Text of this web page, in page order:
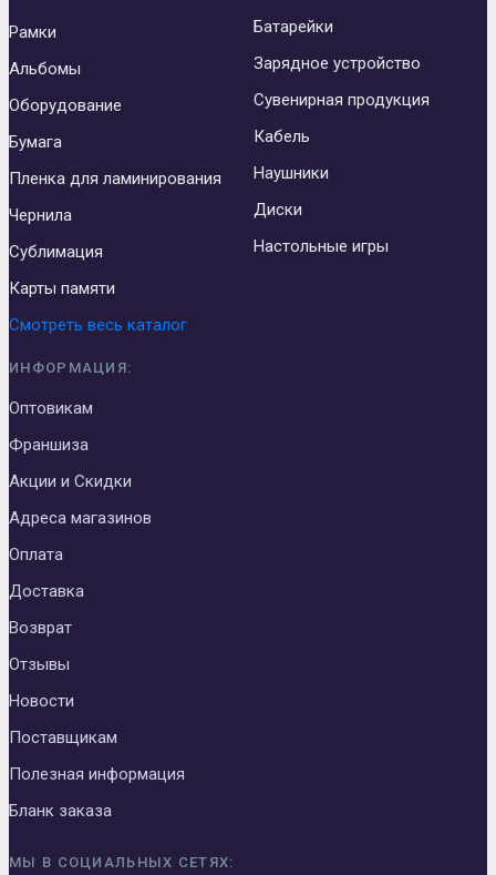
Рамки
Альбомы
Оборудование
Бумага
Пленка для ламинирования
Чернила
Сублимация
Карты памяти
Батарейки
Зарядное устройство
Сувенирная продукция
Кабель
Наушники
Диски
Настольные игры
Смотреть весь каталог
ИНФОРМАЦИЯ:
Оптовикам
Франшиза
Акции и Скидки
Адреса магазинов
Оплата
Доставка
Возврат
Отзывы
Новости
Поставщикам
Полезная информация
Бланк заказа
МЫ В СОЦИАЛЬНЫХ СЕТЯХ: